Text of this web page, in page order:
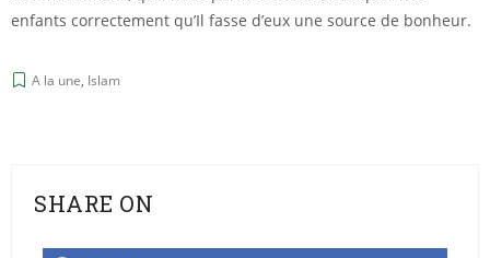
enfants correctement qu’Il fasse d’eux une source de bonheur.
A la une, Islam
SHARE ON